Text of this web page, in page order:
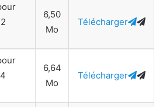
6,50
Mo
Télécharger
6,64
Mo
Télécharger